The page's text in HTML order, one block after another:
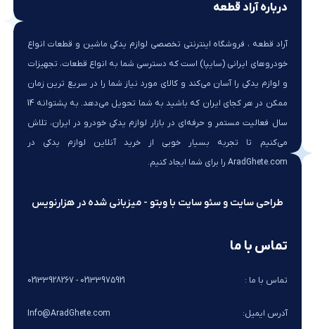
درباره آراد قطعه
آراد قطعه ، فروشگاه اینترنتی تخصصی لوازم یدکی ماشین و قطعات انواع
خودروهای ایرانی (سایپا) است که دسترسی شما به انواع قطعات، تجهیزات
و لوازم یدکی را آسان می‌کند و کالای مورد نیاز شما را در سریع ترین زمان
ممکن در هر کجای ایران که باشید به شما تحویل می‌دهد. به پشتوانه 14
سال فعالیت مستمر و حرفه‌ای در بازار لوازم یدکی خودرو در ایران، تلاش
می‌کنیم تا تجربه بسیار خوبی از خرید آنلاین لوازم یدکی در
AradGhete.com را برای شما ایجاد کنیم.
تماس با ما
تماس با ما : 02133975921 - 02133928267
آدرس ایمیل: Info@AradGhete.com
طراحی سایت و سئو سایت با وبتو - میزبانی شده در هزارنویس